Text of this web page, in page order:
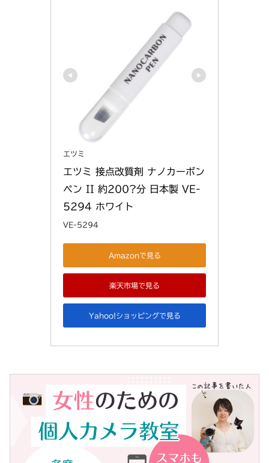
エツミ
エツミ 接点改質剤 ナノカーボン
ペン II 約200?分 日本製 VE-
5294 ホワイト
VE-5294
Amazonで見る
楽天市場で見る
Yahoo!ショッピングで見る